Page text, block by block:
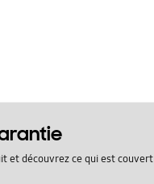
et découvrez ce qui est couvert